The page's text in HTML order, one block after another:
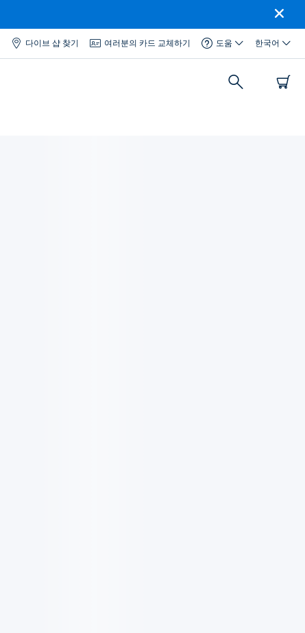
다이브 샵 찾기 여러분의 카드 교체하기 도움 한국어